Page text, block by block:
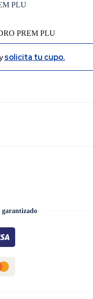
PLU
PREM PLU
solicita tu cupo.
garantizado